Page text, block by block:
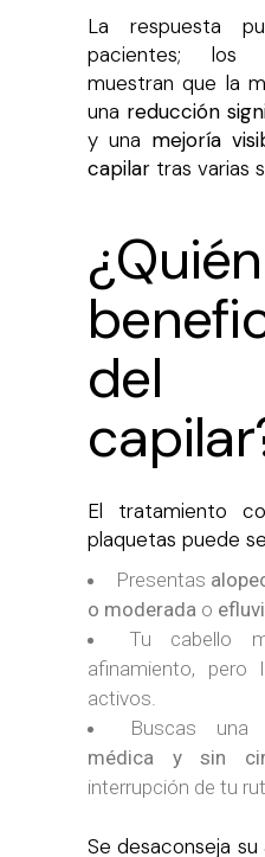
La respuesta
pacientes; los
muestran que la
una reducción
y una mejoría
capilar tras varias
del
El tratamiento
plaquetas puede
Presentas
o moderada o
Tu cabello
afinamiento, pero
activos.
Buscas una
médica y sin
interrupción de tu
Se desaconseja